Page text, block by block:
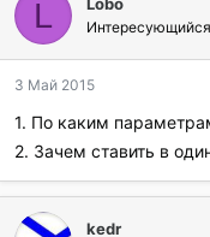
L Интересующийся
3 Май 2015
1. По каким
2. Зачем ставить в
kedr